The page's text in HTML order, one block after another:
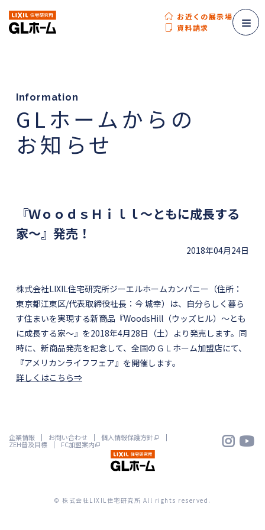
お近くの展示場
資料請求
Information
GLホームからの
お知らせ
『ＷｏｏｄｓＨｉｌｌ～ともに成長する
家～』発売！
2018年04月24日
株式会社LIXIL住宅研究所ジーエルホームカンパニー（住所：
東京都江東区/代表取締役社長：今 城幸）は、自分らしく暮ら
す住まいを実現する新商品『WoodsHill（ウッズヒル）～とも
に成長する家～』を2018年4月28日（土）より発売します。同
時に、新商品発売を記念して、全国のＧＬホーム加盟店にて、
『アメリカンライフフェア』を開催します。
詳しくはこちら⇒
 
企業情報 お問い合わせ 個人情報保護方針
ZEH普及目標 FC加盟案内
© 株式会社LIXIL住宅研究所 All rights reserved.